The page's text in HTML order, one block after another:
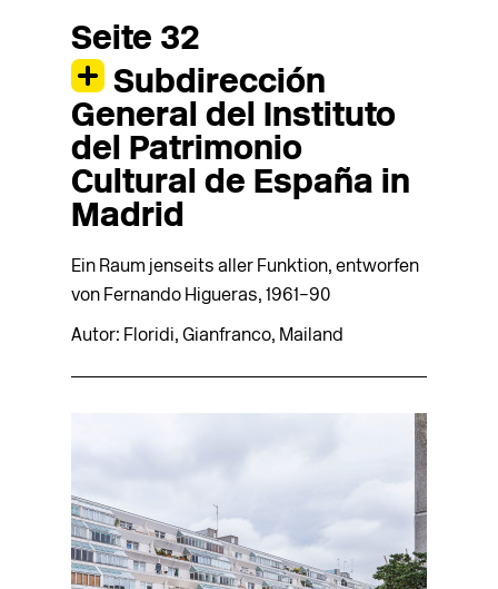
Seite 32
Subdirección
General del Instituto
del Patrimonio
Cultural de España in
Madrid
Ein Raum jenseits aller Funktion, entworfen
von Fernando Higueras, 1961–90
Autor: Floridi, Gianfranco, Mailand